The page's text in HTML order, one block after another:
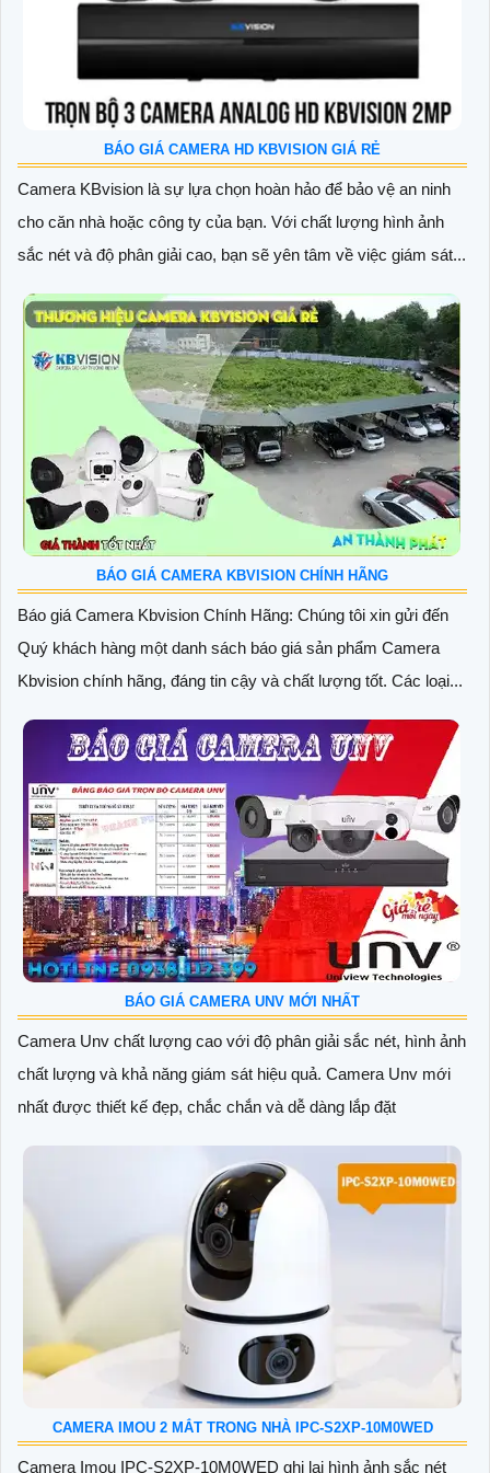
BÁO GIÁ CAMERA HD KBVISION GIÁ RẺ
Camera KBvision là sự lựa chọn hoàn hảo để bảo vệ an ninh
cho căn nhà hoặc công ty của bạn. Với chất lượng hình ảnh
sắc nét và độ phân giải cao, bạn sẽ yên tâm về việc giám sát...
BÁO GIÁ CAMERA KBVISION CHÍNH HÃNG
Báo giá Camera Kbvision Chính Hãng: Chúng tôi xin gửi đến
Quý khách hàng một danh sách báo giá sản phẩm Camera
Kbvision chính hãng, đáng tin cậy và chất lượng tốt. Các loại...
BÁO GIÁ CAMERA UNV MỚI NHẤT
Camera Unv chất lượng cao với độ phân giải sắc nét, hình ảnh
chất lượng và khả năng giám sát hiệu quả. Camera Unv mới
nhất được thiết kế đẹp, chắc chắn và dễ dàng lắp đặt
CAMERA IMOU 2 MẮT TRONG NHÀ IPC-S2XP-10M0WED
Camera Imou IPC-S2XP-10M0WED ghi lại hình ảnh sắc nét